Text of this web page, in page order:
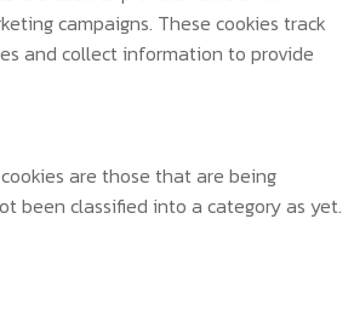
campaigns. These cookies track
and collect information to provide
are those that are being
been classified into a category as yet.